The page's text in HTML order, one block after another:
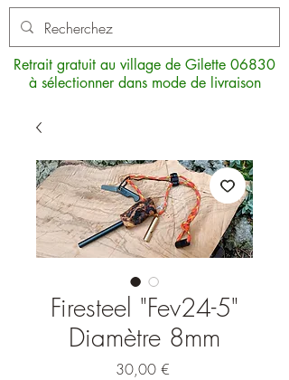
Retrait gratuit au village de Gilette 06830
à sélectionner dans mode de livraison
Firesteel "Fev24-5"
Diamètre 8mm
30,00 €Prix